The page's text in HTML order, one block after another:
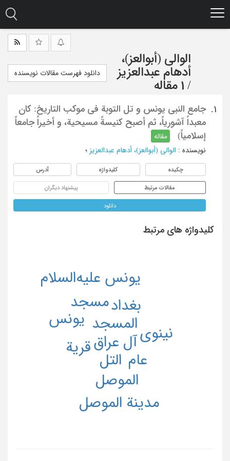
الوالی (أبوالعز)،
أدهام عبدالعزیز
/ 1 مقاله
دانلود فهرست مقالات نویسنده
1.
جامع النبی یونس و تل التوبة فی موکب التاریخ: کان
معبداً آشوریاً، ثم أصبح کنیسةً مسیحیة، و أخیراً جامعاً
إسلامیاً)
مقاله
نویسنده : الوالی (أبوالعز)، أدهام عبدالعزیز ؛
چکیده کلیدواژه آدرس
مقالات مرتبط پیشنهاد دیگران
دانلود
کلیدواژه های مرتبط
آل عراق
التل
المسجد
الموصل
بغداد
عام
قریة
مدینة الموصل
مسجد
نینوى
یونس
یونس علیه‌السلام